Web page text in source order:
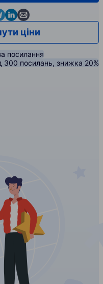
in Messenger
us in WhatsApp
us in Telegram
Contact us in Linkedin
Contact us by email
ціни
посилання
300 посилань, знижка 20%